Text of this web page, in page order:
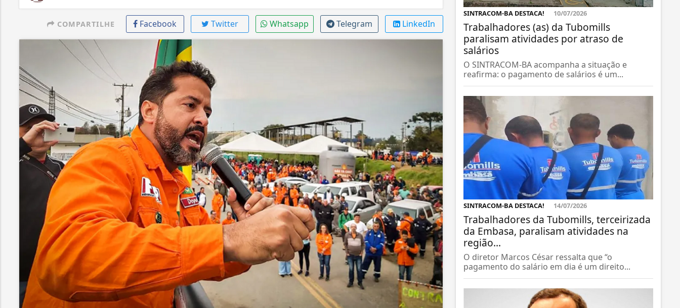
COMPARTILHE Facebook Twitter Whatsapp Telegram LinkedIn
SINTRACOM-BA DESTACA! 10/07/2026
Trabalhadores (as) da Tubomills
paralisam atividades por atraso de
salários
O SINTRACOM-BA acompanha a situação e
reafirma: o pagamento de salários é um...
SINTRACOM-BA DESTACA! 14/07/2026
Trabalhadores da Tubomills, terceirizada
da Embasa, paralisam atividades na
região...
O diretor Marcos César ressalta que “o
pagamento do salário em dia é um direito...